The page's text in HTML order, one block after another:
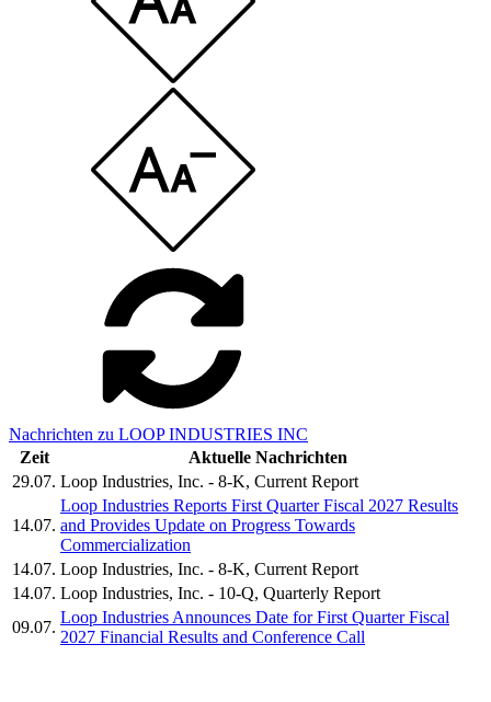
Nachrichten zu LOOP INDUSTRIES INC
Zeit
Aktuelle Nachrichten
29.07. Loop Industries, Inc. - 8-K, Current Report
14.07.
Loop Industries Reports First Quarter Fiscal 2027 Results
and Provides Update on Progress Towards
Commercialization
14.07. Loop Industries, Inc. - 8-K, Current Report
14.07. Loop Industries, Inc. - 10-Q, Quarterly Report
09.07.
Loop Industries Announces Date for First Quarter Fiscal
2027 Financial Results and Conference Call